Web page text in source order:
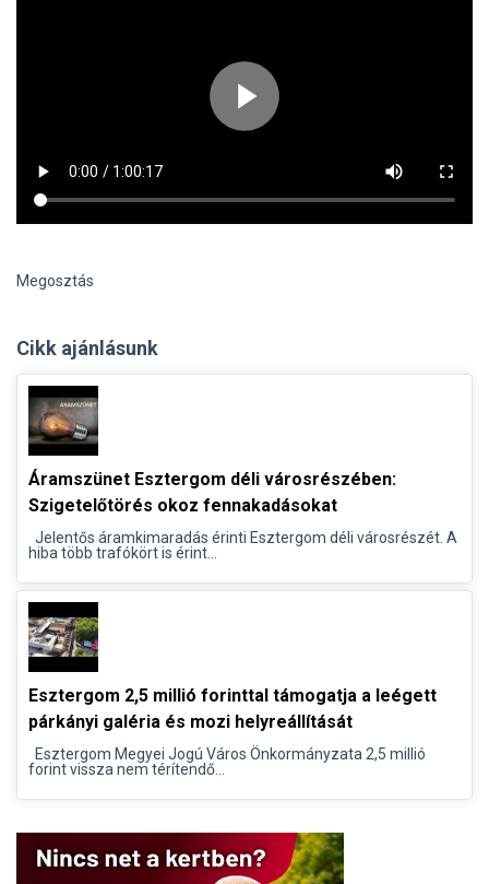
Megosztás
Cikk ajánlásunk
Áramszünet Esztergom déli városrészében:
Szigetelőtörés okoz fennakadásokat
Jelentős áramkimaradás érinti Esztergom déli városrészét. A
hiba több trafókört is érint...
Esztergom 2,5 millió forinttal támogatja a leégett
párkányi galéria és mozi helyreállítását
Esztergom Megyei Jogú Város Önkormányzata 2,5 millió
forint vissza nem térítendő...